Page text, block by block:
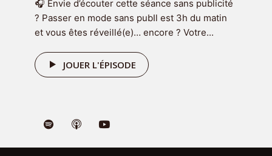
🎧 Envie d’écouter cette séance sans publicité
? Passer en mode sans pubIl est 3h du matin
et vous êtes réveillé(e)… encore ? Votre...
JOUER L'ÉPISODE